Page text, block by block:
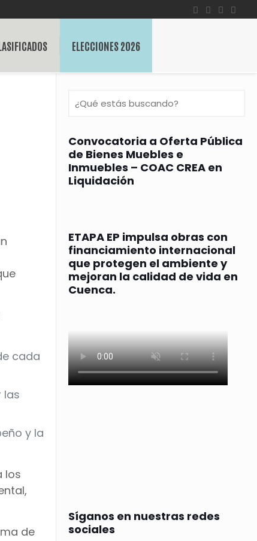
ELECCIONES 2026
cada
las
y la
los
de
Convocatoria a Oferta Pública
de Bienes Muebles e
Inmuebles – COAC CREA en
Liquidación
ETAPA EP impulsa obras con
financiamiento internacional
que protegen el ambiente y
mejoran la calidad de vida en
Cuenca.
Síganos en nuestras redes
sociales